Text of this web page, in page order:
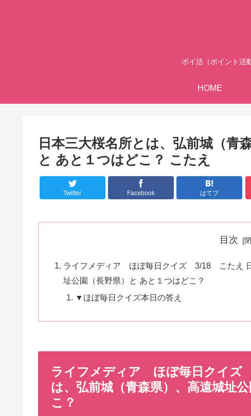
ポイ活（ポイント活
HOME
日本三大桜名所とは、弘前城（青
と あと１つはどこ？ こたえ
Twitter Facebook はてブ
目次
ライフメディア ほぼ毎日クイズ 3/18 こたえ
址公園（長野県）と あと１つはどこ？
▼ほぼ毎日クイズ本日の答え
ライフメディア ほぼ毎日クイズ
は、弘前城（青森県）、高遠城址
こ？